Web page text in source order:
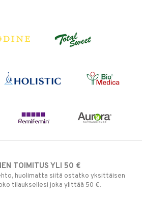
TOIMITUS YLI 50 €
huolimatta siitä ostatko yksittäisen
tilauksellesi joka ylittää 50 €.